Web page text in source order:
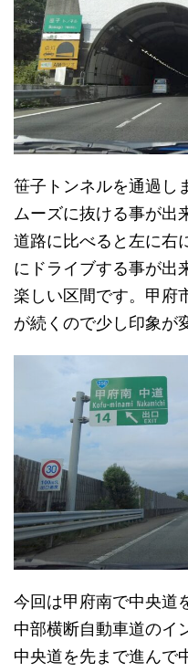
笹子トンネルを通過し
ムーズに抜ける事が出
道路に比べると左に右
にドライブする事が出
楽しい区間です。甲府
が続くので少し印象が
今回は甲府南で中央道
中部横断自動車道のイ
中央道を先まで進んで